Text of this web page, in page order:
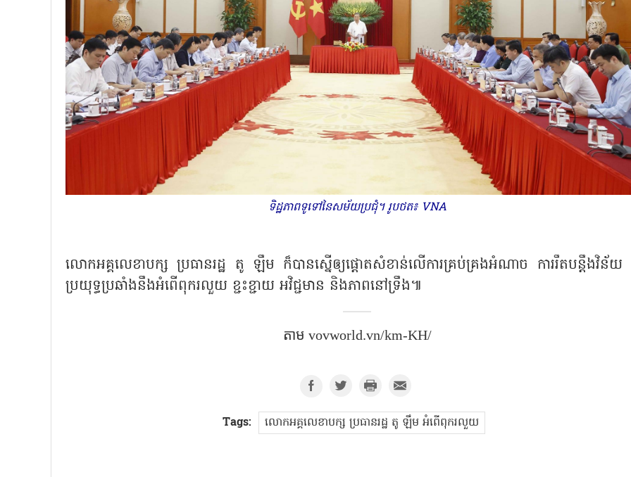
ទិដ្ឋភាពទូទៅនៃសម័យប្រជុំ។ រូបថត៖ VNA
លោកអគ្គលេខាបក្ស ប្រធានរដ្ឋ តូ ឡឹម ក៏បានស្នើឲ្យផ្តោតសំខាន់លើការគ្រប់គ្រងអំណាច ការរឹតបន្តឹងវិន័យ
ប្រយុទ្ធប្រឆាំងនឹងអំពើពុករលួយ ខ្ជះខ្ជាយ អវិជ្ជមាន និងភាពនៅទ្រឹង៕
តាម​ vovworld.vn/km-KH/
Tags: លោកអគ្គលេខាបក្ស ប្រធានរដ្ឋ តូ ឡឹម អំពើពុករលួយ